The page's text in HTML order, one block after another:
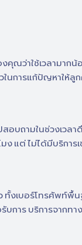
าใช้เวลามากน้อ
การแก้ปัญหาให้ลูก
บถามในช่วงเวลา
ง แต่ ไม่ได้มีบริการ
งเบอร์โทรศัพท์พื้
การ บริการจากทา